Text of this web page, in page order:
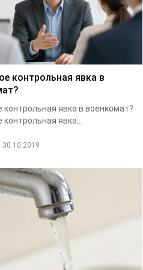
контрольная явка в
контрольная явка в военкомат?
явка...
30.10.2019